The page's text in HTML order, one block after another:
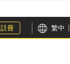
註冊 繁中